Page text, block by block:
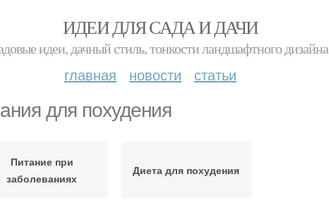
ИДЕИ ДЛЯ САДА И ДАЧИ
идеи, дачный стиль, тонкости ландшафтного дизайна
главная новости статьи
для похудения
Питание при
заболеваниях
Диета для похудения